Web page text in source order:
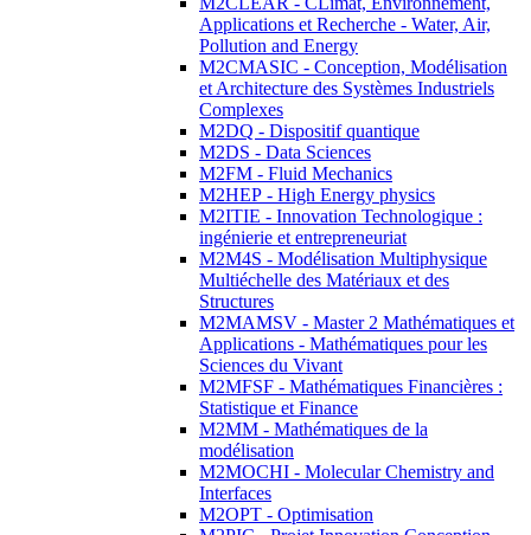
Applications et Recherche - Water, Air,
Pollution and Energy
M2CMASIC - Conception, Modélisation
et Architecture des Systèmes Industriels
Complexes
M2DQ - Dispositif quantique
M2DS - Data Sciences
M2FM - Fluid Mechanics
M2HEP - High Energy physics
M2ITIE - Innovation Technologique :
ingénierie et entrepreneuriat
M2M4S - Modélisation Multiphysique
Multiéchelle des Matériaux et des
Structures
M2MAMSV - Master 2 Mathématiques et
Applications - Mathématiques pour les
Sciences du Vivant
M2MFSF - Mathématiques Financières :
Statistique et Finance
M2MM - Mathématiques de la
modélisation
M2MOCHI - Molecular Chemistry and
Interfaces
M2OPT - Optimisation